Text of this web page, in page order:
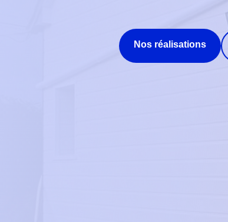
Nos réalisations